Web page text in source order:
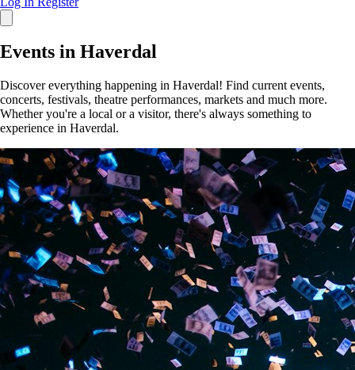
Events in Haverdal
Discover everything happening in Haverdal! Find current events,
concerts, festivals, theatre performances, markets and much more.
Whether you're a local or a visitor, there's always something to
experience in Haverdal.